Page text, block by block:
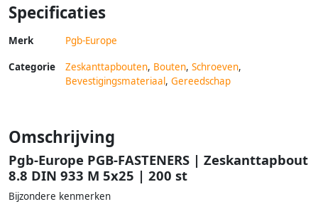
Specificaties
Merk Pgb-Europe
Categorie Zeskanttapbouten, Bouten, Schroeven,
Bevestigingsmateriaal, Gereedschap
Omschrijving
Pgb-Europe PGB-FASTENERS | Zeskanttapbout
8.8 DIN 933 M 5x25 | 200 st
Bijzondere kenmerken